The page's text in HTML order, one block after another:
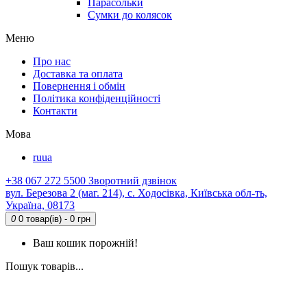
Парасольки
Сумки до колясок
Меню
Про нас
Доставка та оплата
Повернення і обмін
Політика конфіденційності
Контакти
Мова
ruua
+38 067 272 5500 Зворотний дзвінок
вул. Березова 2 (маг. 214), с. Ходосівка, Київська обл-ть,
Україна, 08173
0 0 товар(ів) - 0 грн
Ваш кошик порожній!
Пошук товарів...